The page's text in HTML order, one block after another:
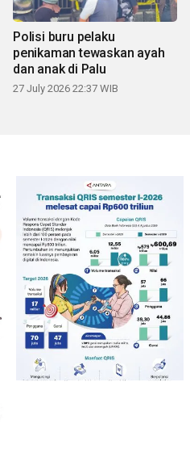
Polisi buru pelaku
penikaman tewaskan ayah
dan anak di Palu
27 July 2026 22:37 WIB